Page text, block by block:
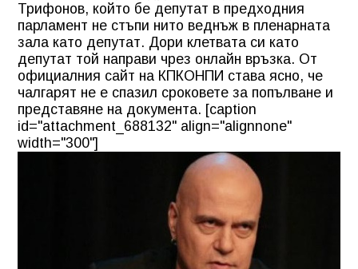
Трифонов, който бе депутат в предходния
парламент не стъпи нито веднъж в пленарната
зала като депутат. Дори клетвата си като
депутат той направи чрез онлайн връзка. От
официалния сайт на КПКОНПИ става ясно, че
чалгарят не е спазил сроковете за попълване и
представяне на документа. [caption
id="attachment_688132" align="alignnone"
width="300"]